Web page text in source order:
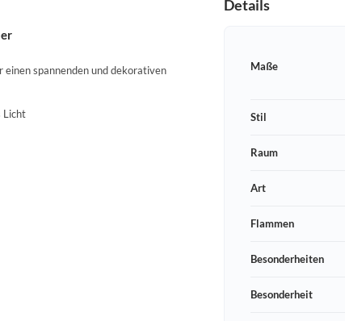
spannenden und dekorativen
Licht
Details
Maße
Stil
Raum
Art
Flammen
Besonderheiten
Besonderheit